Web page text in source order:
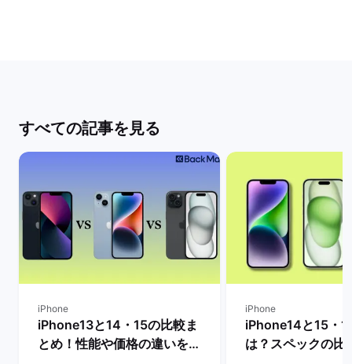
すべての記事を見る
iPhone
iPhone13と14・15の比較ま
とめ！性能や価格の違いを解
iPhone
iPhone14と15・
は？スペックの比